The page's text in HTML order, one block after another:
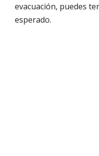
evacuación, puedes
esperado.